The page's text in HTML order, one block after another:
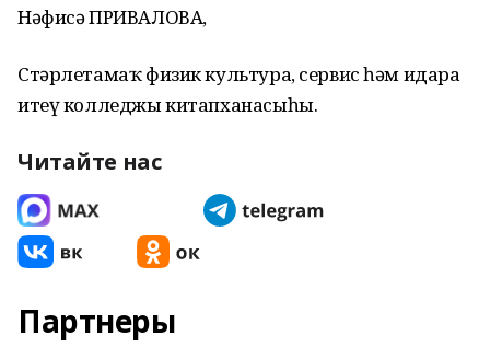
Нәфисә ПРИВАЛОВА,
Стәрлетамаҡ физик культура, сервис һәм идара
итеү колледжы китапханасыһы.
Читайте нас
Партнеры